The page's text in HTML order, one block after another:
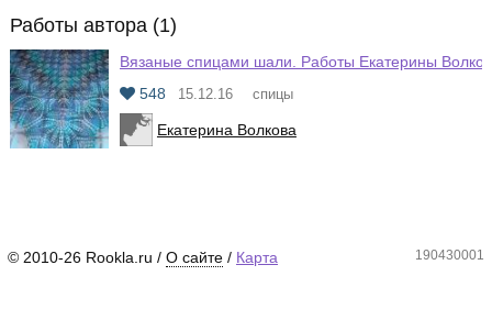
Работы автора (1)
Вязаные спицами шали. Работы Екатерины
548
15.12.16 спицы
Екатерина Волкова
© 2010-26 Rookla.ru / О сайте / Карта 190430001